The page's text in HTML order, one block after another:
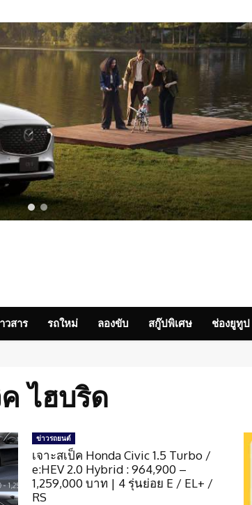
วสาร รถใหม่ ลองขับ สกู๊ปพิเศษ ช่องยูทูป
ไฮบริด
ข่าวรถยนต์
เจาะสเป็ค Honda Civic 1.5 Turbo /
e:HEV 2.0 Hybrid : 964,900 –
1,259,000 บาท | 4 รุ่นย่อย E / EL+ /
RS